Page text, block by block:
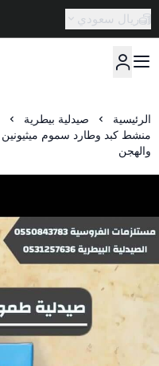
ريال سعودي
الرئيسية صيدلية بيطرية
والهجن